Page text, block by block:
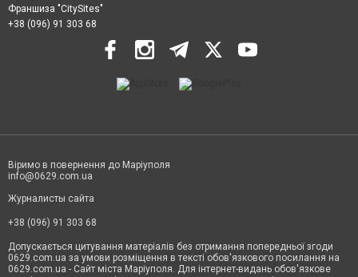
Франшиза "CitySites"
+38 (096) 91 303 68
Віримо в повернення до Маріуполя
info@0629.com.ua
Журналисты сайта
+38 (096) 91 303 68
Допускається цитування матеріалів без отримання попередньої згоди
0629.com.ua за умови розміщення в тексті обов'язкового посилання на
0629.com.ua - Сайт міста Маріуполя. Для інтернет-видань обов'язкове